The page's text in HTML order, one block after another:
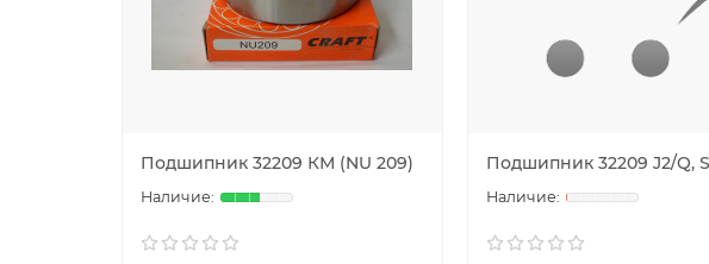
Подшипник 32209 КМ (NU 209) Подшипник 32209 J2/Q,